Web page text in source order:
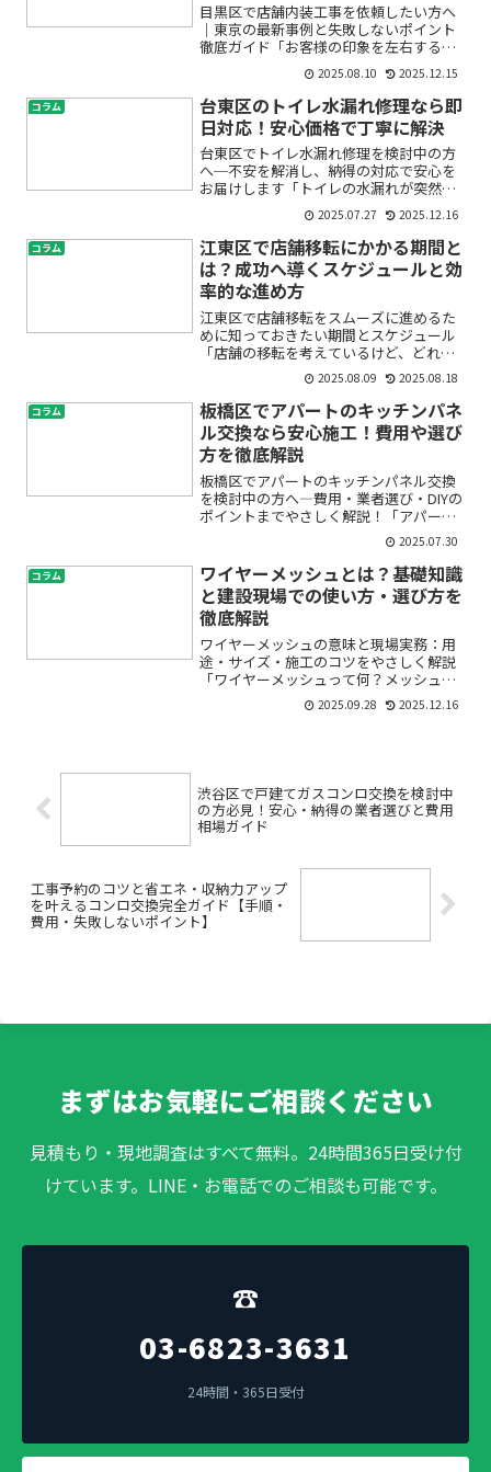
目黒区で店舗内装工事を依頼したい方へ
｜東京の最新事例と失敗しないポイント
徹底ガイド「お客様の印象を左右する店
舗の内装、どこに頼めばいいの？」「コ
ストは抑えたいけど、品質やデザインに
も妥協したくない」「初めての店舗内装
工事で何から始めたら良い...
2025.08.10 2025.12.15
コラム
台東区のトイレ水漏れ修理なら即
日対応！安心価格で丁寧に解決
台東区でトイレ水漏れ修理を検討中の方
へ─不安を解消し、納得の対応で安心を
お届けします「トイレの水漏れが突然発
生してしまい、どう対処したら良いか分
からない」「台東区で信頼できるトイレ
修理業者を探している」──そんなお悩
みを抱えてこのページにた...
2025.07.27 2025.12.16
コラム
江東区で店舗移転にかかる期間と
は？成功へ導くスケジュールと効
率的な進め方
江東区で店舗移転をスムーズに進めるた
めに知っておきたい期間とスケジュール
「店舗の移転を考えているけど、どれく
らい期間がかかるのだろう」「思ったよ
り大変そうで不安」「費用や業者選び、
準備することが多くて頭がいっぱい」
——そんな風に悩んでいませ...
2025.08.09 2025.08.18
コラム
板橋区でアパートのキッチンパネ
ル交換なら安心施工！費用や選び
方を徹底解説
板橋区でアパートのキッチンパネル交換
を検討中の方へ―費用・業者選び・DIYの
ポイントまでやさしく解説！「アパート
のキッチンパネルが古くなり汚れが取れ
ない…」「防火性や耐水性も心配」「費
用や業者選びで失敗したくない」「賃貸
物件だけど、どこまで...
2025.07.30
コラム
ワイヤーメッシュとは？基礎知識
と建設現場での使い方・選び方を
徹底解説
ワイヤーメッシュの意味と現場実務：用
途・サイズ・施工のコツをやさしく解説
「ワイヤーメッシュって何？メッシュ筋
と同じ？どこでどう使うの？」——はじ
めて建設内装の現場に入ると、こうした
2025.09.28 2025.12.16
渋谷区で戸建てガスコンロ交換を検討中
の方必見！安心・納得の業者選びと費用
相場ガイド
工事予約のコツと省エネ・収納力アップ
を叶えるコンロ交換完全ガイド【手順・
費用・失敗しないポイント】
まずはお気軽にご相談ください
見積もり・現地調査はすべて無料。24時間365日受け付
けています。LINE・お電話でのご相談も可能です。
☎
03-6823-3631
24時間・365日受付